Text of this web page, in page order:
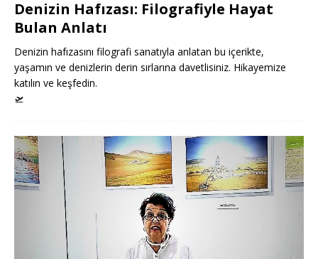
Denizin Hafızası: Filografiyle Hayat
Bulan Anlatı
Denizin hafızasını filografi sanatıyla anlatan bu içerikte,
yaşamın ve denizlerin derin sırlarına davetlisiniz. Hikayemize
katılın ve keşfedin.
🛫